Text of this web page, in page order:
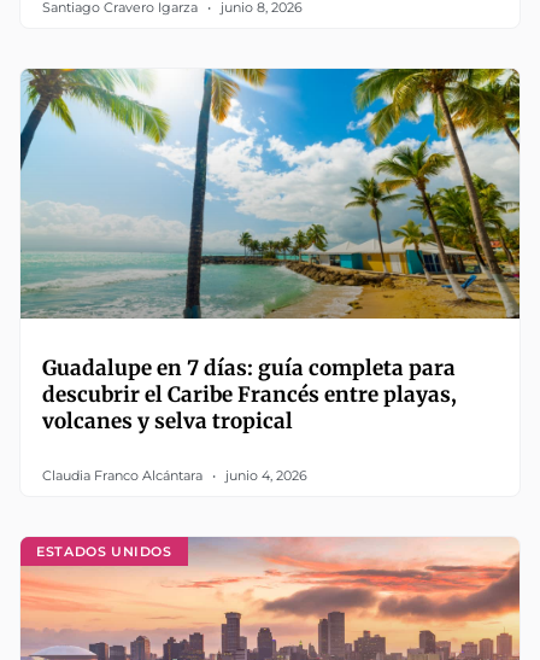
Santiago Cravero Igarza junio 8, 2026
Guadalupe en 7 días: guía completa para
descubrir el Caribe Francés entre playas,
volcanes y selva tropical
Claudia Franco Alcántara junio 4, 2026
ESTADOS UNIDOS